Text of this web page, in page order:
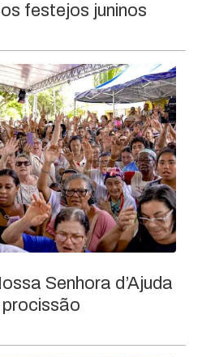
festejos juninos
Senhora d’Ajuda
procissão